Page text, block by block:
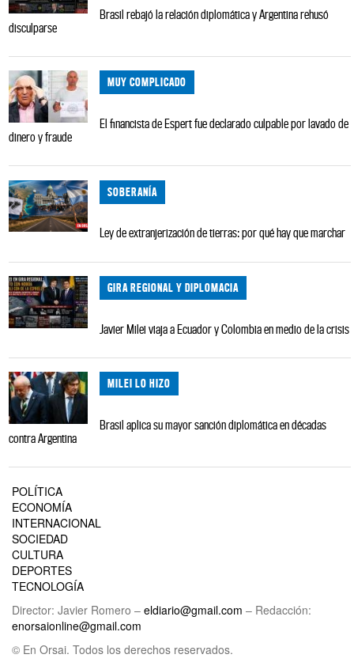
Brasil rebajó la relación diplomática y Argentina rehusó
disculparse
MUY COMPLICADO
El financista de Espert fue declarado culpable por lavado de
dinero y fraude
SOBERANÍA
Ley de extranjerización de tierras: por qué hay que marchar
GIRA REGIONAL Y DIPLOMACIA
Javier Milei viaja a Ecuador y Colombia en medio de la crisis
MILEI LO HIZO
Brasil aplica su mayor sanción diplomática en décadas
contra Argentina
POLÍTICA
ECONOMÍA
INTERNACIONAL
SOCIEDAD
CULTURA
DEPORTES
TECNOLOGÍA
Director: Javier Romero – eldiario@gmail.com – Redacción:
enorsaionline@gmail.com
© En Orsai. Todos los derechos reservados.